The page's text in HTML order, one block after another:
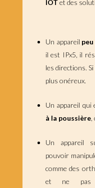
IOT et des
Un appareil
il est IPx5, il
les directions.
plus onéreux.
Un appareil qui
à la poussière,
Un appareil
pouvoir
comme des
et ne pas